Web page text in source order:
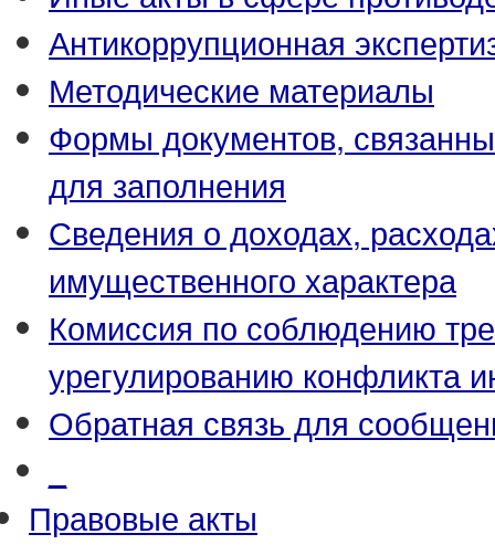
Антикоррупционная
Методические материалы
Формы документов,
для заполнения
Сведения о доходах,
имущественного характера
Комиссия по соблюдению
урегулированию конфликта
Обратная связь для
Правовые акты